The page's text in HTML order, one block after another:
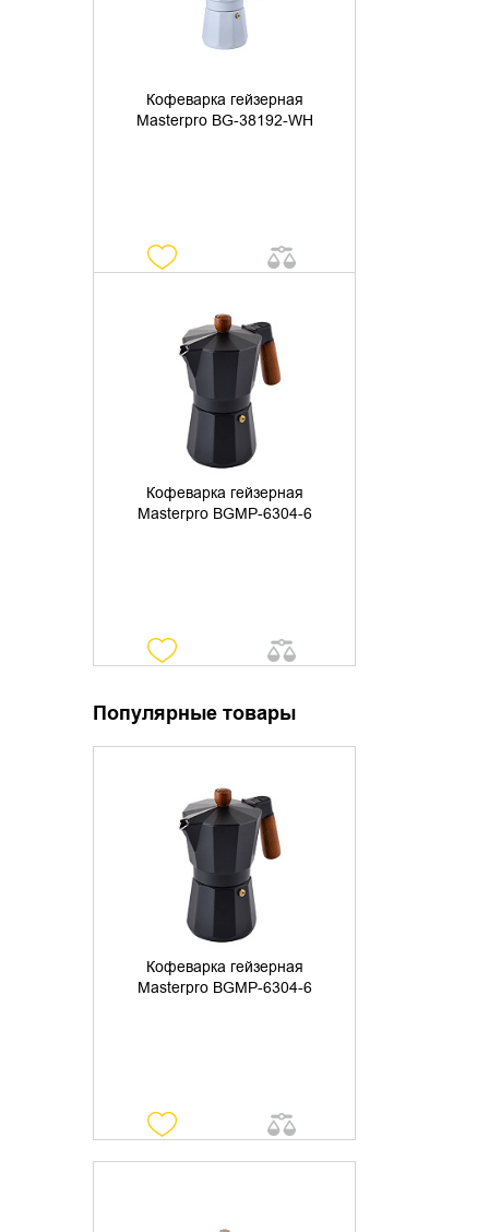
Кофеварка гейзерная
Masterpro BG-38192-WH
Кофеварка гейзерная
Masterpro BGMP-6304-6
УТОЧНИТЬ НАЛИЧИЕ
Популярные товары
Кофеварка гейзерная
Masterpro BGMP-6304-6
УТОЧНИТЬ НАЛИЧИЕ